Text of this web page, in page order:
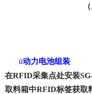
（
ü动力电池组装
在RFID采集点处安装
取料箱中RFID标签获取